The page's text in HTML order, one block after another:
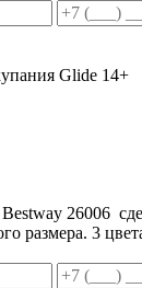
Glide 14+
26006
размера. 3